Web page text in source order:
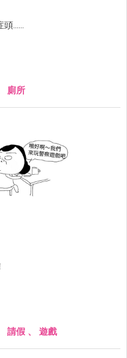
......
廁所
請假 、 遊戲